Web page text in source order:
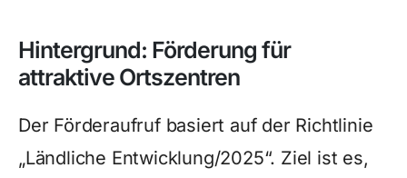
Hintergrund: Förderung für
attraktive Ortszentren
Der Förderaufruf basiert auf der Richtlinie
„Ländliche Entwicklung/2025“. Ziel ist es,